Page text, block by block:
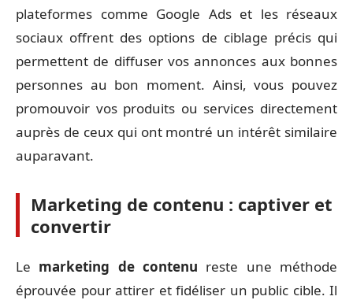
plateformes comme Google Ads et les réseaux
sociaux offrent des options de ciblage précis qui
permettent de diffuser vos annonces aux bonnes
personnes au bon moment. Ainsi, vous pouvez
promouvoir vos produits ou services directement
auprès de ceux qui ont montré un intérêt similaire
auparavant.
Marketing de contenu : captiver et
convertir
Le marketing de contenu reste une méthode
éprouvée pour attirer et fidéliser un public cible. Il